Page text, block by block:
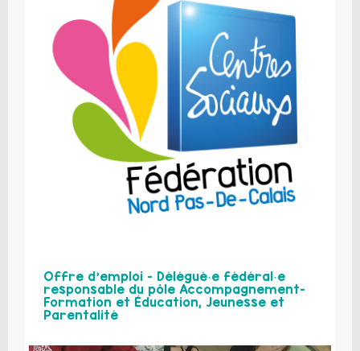
Offre d’emploi – Délégué·e fédéral·e
responsable du pôle Accompagnement-
Formation et Éducation, Jeunesse et
Parentalité